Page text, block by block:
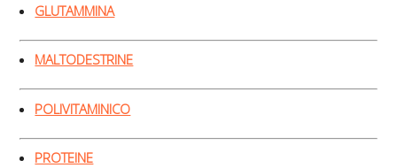
GLUTAMMINA
MALTODESTRINE
POLIVITAMINICO
PROTEINE